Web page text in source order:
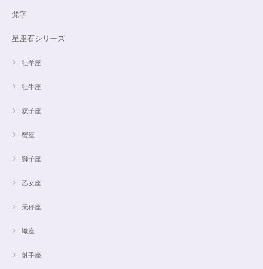
梵字
星座石シリーズ
牡羊座
牡牛座
双子座
蟹座
獅子座
乙女座
天秤座
蠍座
射手座